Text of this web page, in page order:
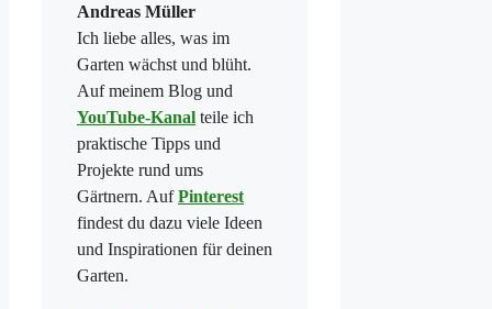
Andreas Müller
Ich liebe alles, was im
Garten wächst und blüht.
Auf meinem Blog und
YouTube-Kanal teile ich
praktische Tipps und
Projekte rund ums
Gärtnern. AufPinterest
findest du dazu viele Ideen
und Inspirationen für deinen
Garten.